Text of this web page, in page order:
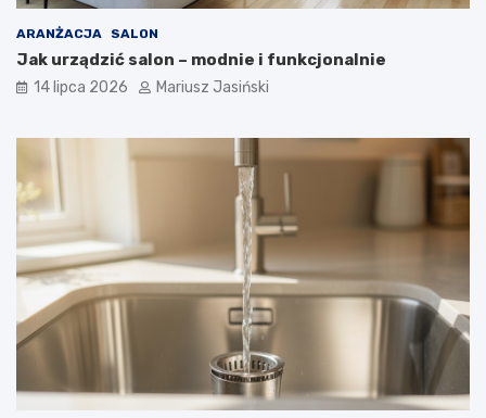
ARANŻACJA SALON
Jak urządzić salon – modnie i funkcjonalnie
14 lipca 2026 Mariusz Jasiński